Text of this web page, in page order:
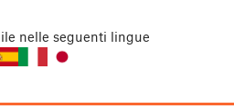
nelle seguenti lingue